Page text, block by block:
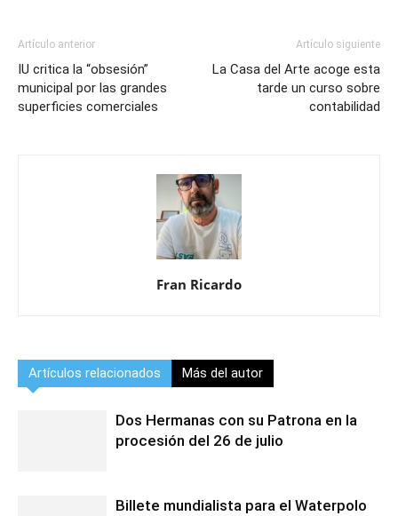
Artículo anterior
IU critica la “obsesión”
municipal por las grandes
superficies comerciales
Artículo siguiente
La Casa del Arte acoge esta
tarde un curso sobre
contabilidad
Fran Ricardo
Artículos relacionados Más del autor
Dos Hermanas con su Patrona en la
procesión del 26 de julio
Billete mundialista para el Waterpolo